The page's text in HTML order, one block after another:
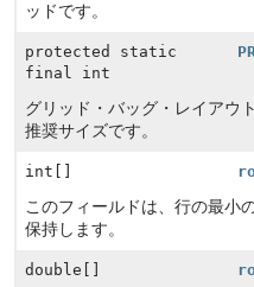
ッドです。
protected static
final int
グリッド・バッグ・レイアウ
推奨サイズです。
int[]
このフィールドは、行の最小
保持します。
double[]